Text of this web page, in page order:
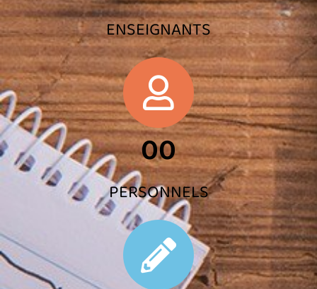
ENSEIGNANTS
00
PERSONNELS